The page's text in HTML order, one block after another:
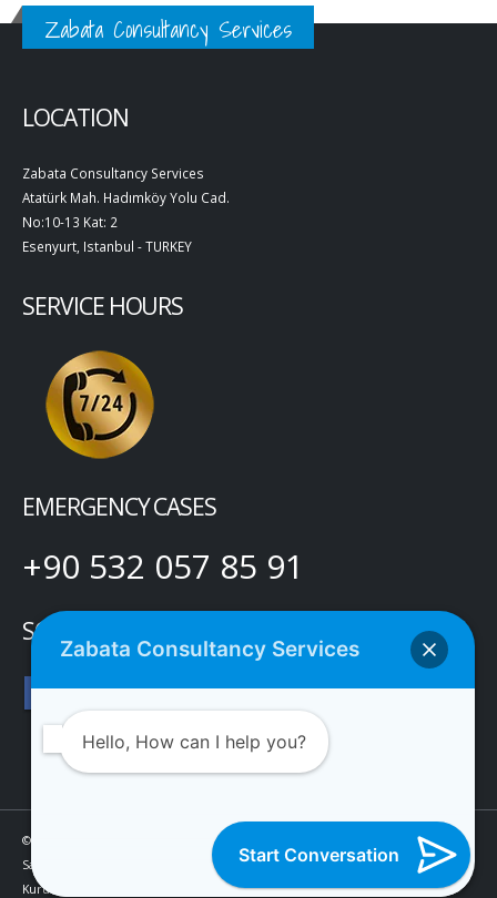
Zabata Consultancy Services
LOCATION
Zabata Consultancy Services
Atatürk Mah. Hadımköy Yolu Cad.
No:10-13 Kat: 2
Esenyurt, Istanbul - TURKEY
SERVICE HOURS
EMERGENCY CASES
+90 532 057 85 91
SOCIAL MEDIA
© Copyright 2021 Zabata Danışmanlık Hizmetleri Limited Şirketi. Tüm Hakları
Saklıdır.
Kurumsal Web Tasarım ve SEO Hizmetleri | KurumsalSayfa.com
Zabata Consultancy Services
Hello, How can I help you?
Start Conversation